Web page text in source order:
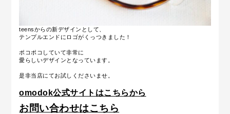
teensからの新デザインとして、
テンプルエンドにロゴがくっつきました！
ポコポコしていて非常に
愛らしいデザインとなっています。
是非当店にてお試しくださいませ。
omodok公式サイトはこちらから
お問い合わせはこちら